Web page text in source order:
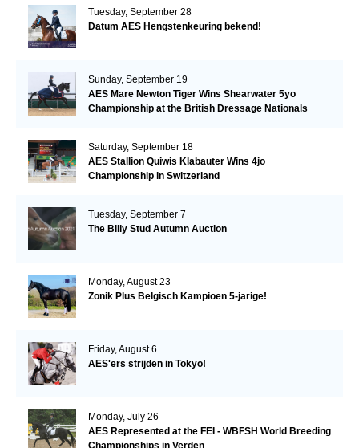
Tuesday, September 28
Datum AES Hengstenkeuring bekend!
Sunday, September 19
AES Mare Newton Tiger Wins Shearwater 5yo
Championship at the British Dressage Nationals
Saturday, September 18
AES Stallion Quiwis Klabauter Wins 4jo
Championship in Switzerland
Tuesday, September 7
The Billy Stud Autumn Auction
Monday, August 23
Zonik Plus Belgisch Kampioen 5-jarige!
Friday, August 6
AES'ers strijden in Tokyo!
Monday, July 26
AES Represented at the FEI - WBFSH World Breeding
Championships in Verden